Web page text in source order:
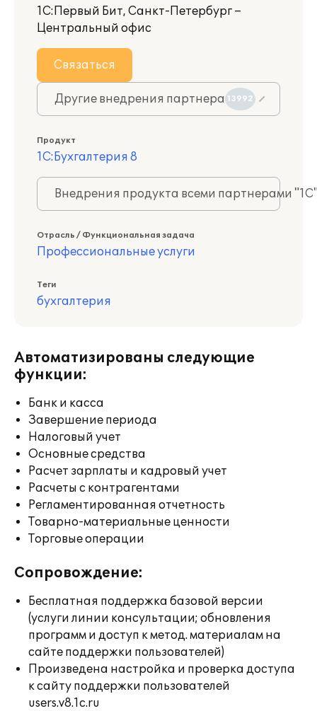
1С:Первый Бит, Санкт-Петербург –
Центральный офис
Связаться
Другие внедрения партнера 13992
Продукт
1С:Бухгалтерия 8
Внедрения продукта всеми партнерами
Отрасль / Функциональная задача
Профессиональные услуги
Теги
бухгалтерия
Автоматизированы следующие
функции:
Банк и касса
Завершение периода
Налоговый учет
Основные средства
Расчет зарплаты и кадровый учет
Расчеты с контрагентами
Регламентированная отчетность
Товарно-материальные ценности
Торговые операции
Сопровождение:
Бесплатная поддержка базовой версии
(услуги линии консультации; обновления
программ и доступ к метод. материалам на
сайте поддержки пользователей)
Произведена настройка и проверка доступа
к сайту поддержки пользователей
users.v8.1c.ru